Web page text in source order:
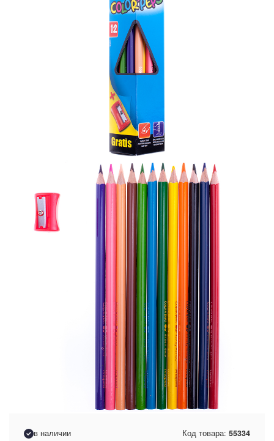
в наличии Код товара: 55334